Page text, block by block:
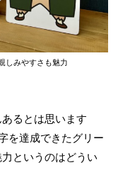
しみやすさも魅力
るとは思います
を達成できたグリー
というのはどうい